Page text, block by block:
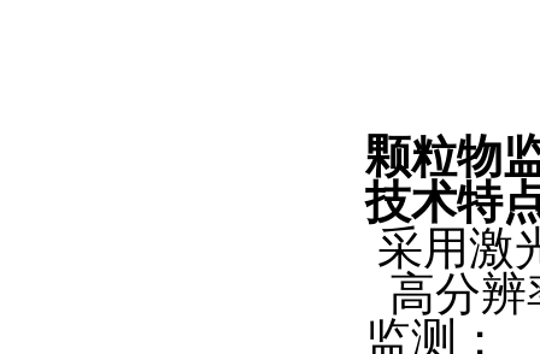
颗粒物
技术特
采用激
高分
监测；